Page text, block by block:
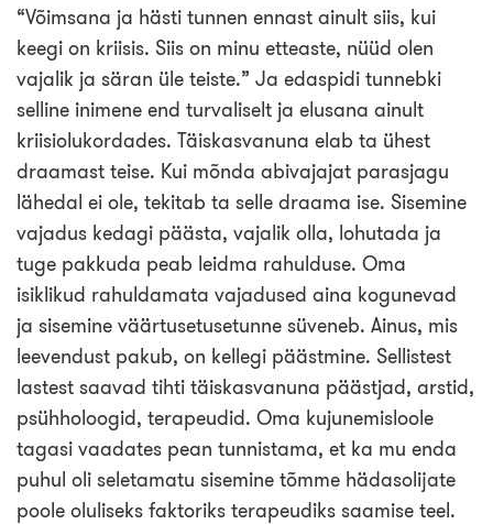
“Võimsana ja hästi tunnen ennast ainult siis, kui
keegi on kriisis. Siis on minu etteaste, nüüd olen
vajalik ja säran üle teiste.” Ja edaspidi tunnebki
selline inimene end turvaliselt ja elusana ainult
kriisiolukordades. Täiskasvanuna elab ta ühest
draamast teise. Kui mõnda abivajajat parasjagu
lähedal ei ole, tekitab ta selle draama ise. Sisemine
vajadus kedagi päästa, vajalik olla, lohutada ja
tuge pakkuda peab leidma rahulduse. Oma
isiklikud rahuldamata vajadused aina kogunevad
ja sisemine väärtusetusetunne süveneb. Ainus, mis
leevendust pakub, on kellegi päästmine. Sellistest
lastest saavad tihti täiskasvanuna päästjad, arstid,
psühholoogid, terapeudid. Oma kujunemisloole
tagasi vaadates pean tunnistama, et ka mu enda
puhul oli seletamatu sisemine tõmme hädasolijate
poole oluliseks faktoriks terapeudiks saamise teel.